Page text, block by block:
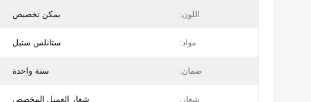
اللون: يمكن تخصيص
مواد: ستانلس ستيل
ضمان: سنة واحدة
شعار: شعار العميل المخصص